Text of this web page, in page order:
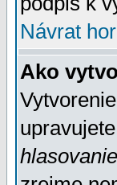
Návrat
Ako
hlasovanie